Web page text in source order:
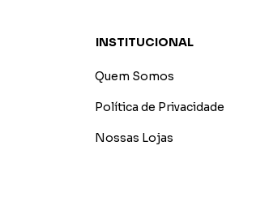
INSTITUCIONAL
Quem Somos
Política de Privacidade
Nossas Lojas